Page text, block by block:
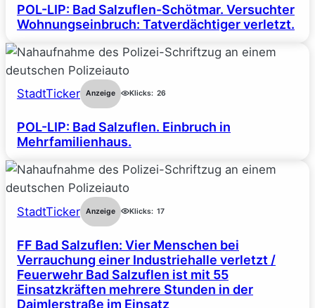
POL-LIP: Bad Salzuflen-Schötmar. Versuchter
Wohnungseinbruch: Tatverdächtiger verletzt.
StadtTicker Anzeige Klicks: 26
POL-LIP: Bad Salzuflen. Einbruch in
Mehrfamilienhaus.
StadtTicker Anzeige Klicks: 17
FF Bad Salzuflen: Vier Menschen bei
Verrauchung einer Industriehalle verletzt /
Feuerwehr Bad Salzuflen ist mit 55
Einsatzkräften mehrere Stunden in der
Daimlerstraße im Einsatz